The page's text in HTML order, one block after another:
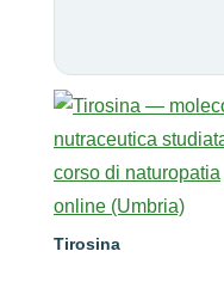
Tirosina